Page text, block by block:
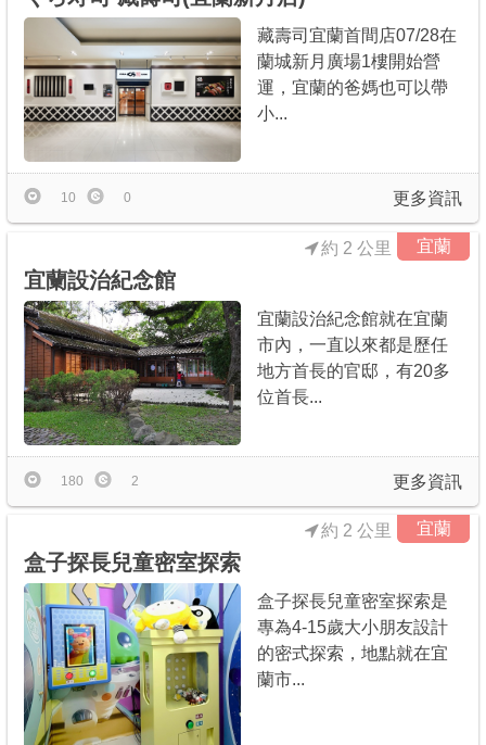
藏壽司宜蘭首間店07/28在
蘭城新月廣場1樓開始營
運，宜蘭的爸媽也可以帶
小...
更多資訊
10 0
宜蘭
宜蘭設治紀念館
約 2 公里
宜蘭設治紀念館就在宜蘭
市內，一直以來都是歷任
地方首長的官邸，有20多
位首長...
更多資訊
180 2
宜蘭
盒子探長兒童密室探索
約 2 公里
盒子探長兒童密室探索是
專為4-15歲大小朋友設計
的密式探索，地點就在宜
蘭市...